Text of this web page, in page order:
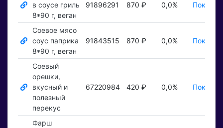
в соусе гриль
8*90 г, веган
91896291 870 ₽ 0,0%
Соевое мясо
соус паприка
8*90 г, веган
91843515 870 ₽ 0,0%
Соевый
орешки,
вкусный и
полезный
перекус
67220984 420 ₽ 0,0%
Фарш